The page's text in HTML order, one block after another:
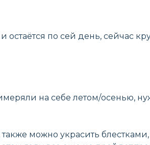
по сей день, сейчас
на себе летом/осенью,
можно украсить